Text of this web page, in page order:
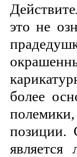
это не
более
позиции.